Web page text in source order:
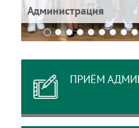
Администрация
ПРИЁМ